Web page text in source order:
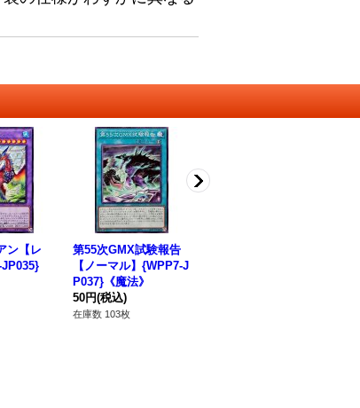
ン【レ
第55次GMX試験報告
【ノーマル】{WPP7-J
P037}《魔法》
50円(税込)
在庫数 103枚